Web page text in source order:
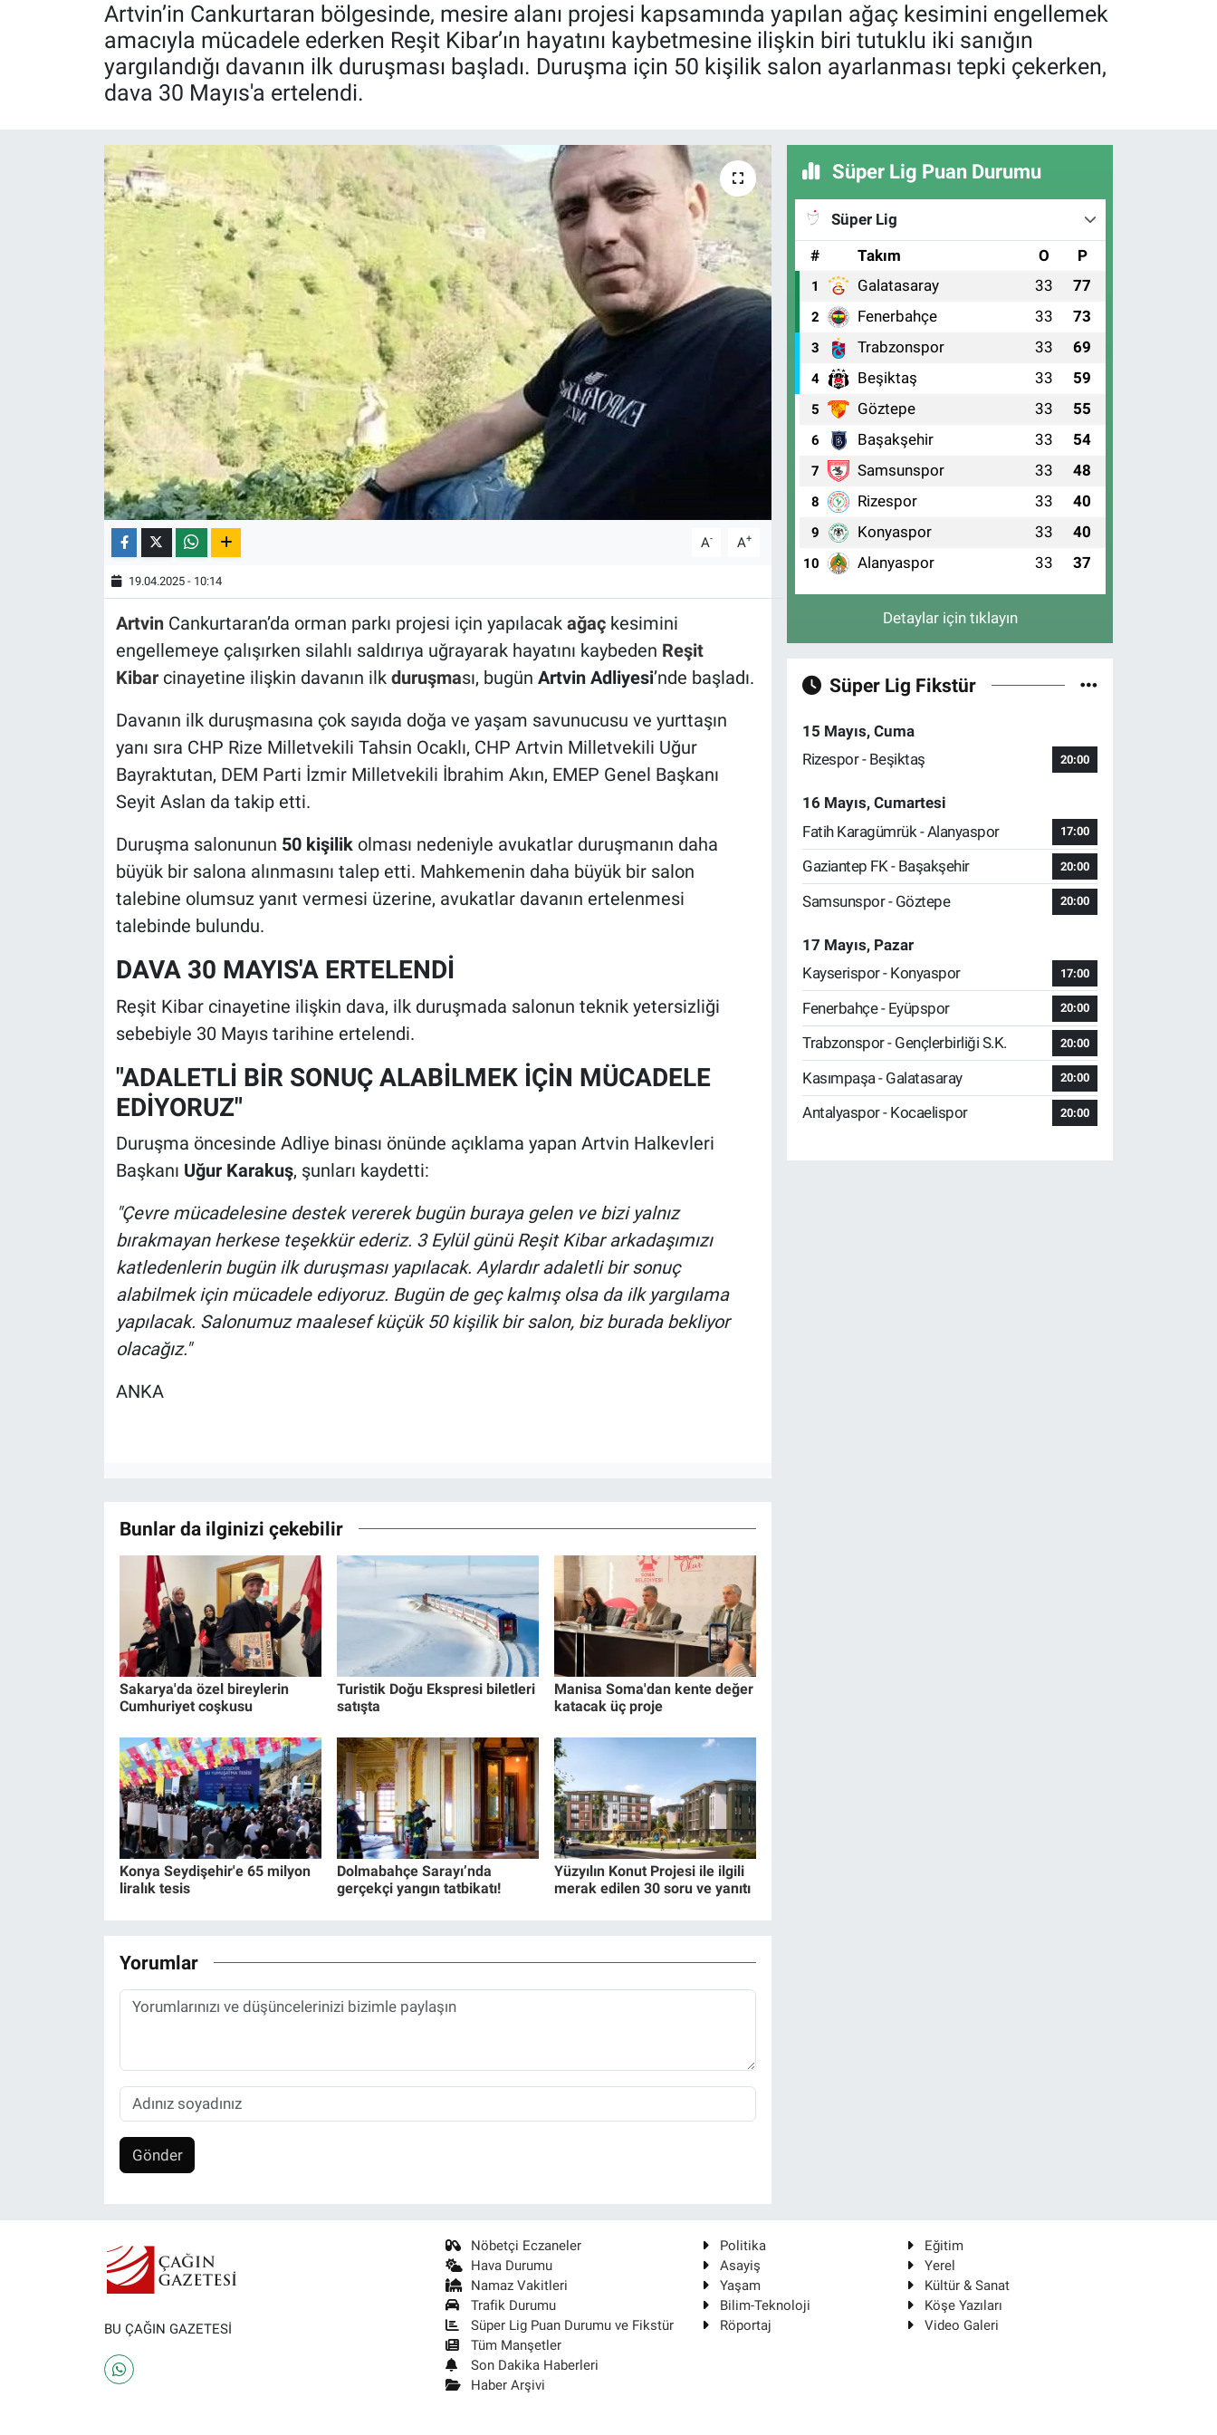
Artvin’in Cankurtaran bölgesinde, mesire alanı projesi kapsamında yapılan ağaç kesimini engellemek
amacıyla mücadele ederken Reşit Kibar’ın hayatını kaybetmesine ilişkin biri tutuklu iki sanığın
yargılandığı davanın ilk duruşması başladı. Duruşma için 50 kişilik salon ayarlanması tepki çekerken,
dava 30 Mayıs'a ertelendi.
A- A+
19.04.2025 - 10:14
ArtvinCankurtaran’da orman parkı projesi için yapılacak ağaçkesimini
engellemeye çalışırken silahlı saldırıya uğrayarak hayatını kaybeden Reşit
Kibarcinayetine ilişkin davanın ilk duruşması, bugün Artvin Adliyesi’nde başladı.
Davanın ilk duruşmasına çok sayıda doğa ve yaşam savunucusu ve yurttaşın
yanı sıra CHP Rize Milletvekili Tahsin Ocaklı, CHP Artvin Milletvekili Uğur
Bayraktutan, DEM Parti İzmir Milletvekili İbrahim Akın, EMEP Genel Başkanı
Seyit Aslan da takip etti.
Duruşma salonunun 50 kişilikolması nedeniyle avukatlar duruşmanın daha
büyük bir salona alınmasını talep etti. Mahkemenin daha büyük bir salon
talebine olumsuz yanıt vermesi üzerine, avukatlar davanın ertelenmesi
talebinde bulundu.
DAVA 30 MAYIS'A ERTELENDİ
Reşit Kibar cinayetine ilişkin dava, ilk duruşmada salonun teknik yetersizliği
sebebiyle 30 Mayıs tarihine ertelendi.
"ADALETLİ BİR SONUÇ ALABİLMEK İÇİN MÜCADELE
EDİYORUZ"
Duruşma öncesinde Adliye binası önünde açıklama yapan Artvin Halkevleri
Başkanı Uğur Karakuş, şunları kaydetti:
"Çevre mücadelesine destek vererek bugün buraya gelen ve bizi yalnız
bırakmayan herkese teşekkür ederiz. 3 Eylül günü Reşit Kibar arkadaşımızı
katledenlerin bugün ilk duruşması yapılacak. Aylardır adaletli bir sonuç
alabilmek için mücadele ediyoruz. Bugün de geç kalmış olsa da ilk yargılama
yapılacak. Salonumuz maalesef küçük 50 kişilik bir salon, biz burada bekliyor
olacağız."
ANKA
Bunlar da ilginizi çekebilir
Sakarya'da özel bireylerin
Cumhuriyet coşkusu
Turistik Doğu Ekspresi biletleri
satışta
Manisa Soma'dan kente değer
katacak üç proje
Konya Seydişehir'e 65 milyon
liralık tesis
Dolmabahçe Sarayı’nda
gerçekçi yangın tatbikatı!
Yüzyılın Konut Projesi ile ilgili
merak edilen 30 soru ve yanıtı
Yorumlar
Gönder
Süper Lig Puan Durumu
Süper Lig
#
Takım O P
1 Galatasaray 33 77
2 Fenerbahçe 33 73
3 Trabzonspor 33 69
4 Beşiktaş 33 59
5 Göztepe 33 55
6 Başakşehir 33 54
7 Samsunspor 33 48
8 Rizespor 33 40
9 Konyaspor 33 40
10 Alanyaspor 33 37
Detaylar için tıklayın
Süper Lig Fikstür
15 Mayıs, Cuma
Rizespor - Beşiktaş
20:00
16 Mayıs, Cumartesi
Fatih Karagümrük - Alanyaspor
17:00
Gaziantep FK - Başakşehir 20:00
Samsunspor - Göztepe 20:00
17 Mayıs, Pazar
Kayserispor - Konyaspor
17:00
Fenerbahçe - Eyüpspor 20:00
Trabzonspor - Gençlerbirliği S.K. 20:00
Kasımpaşa - Galatasaray 20:00
Antalyaspor - Kocaelispor 20:00
BU ÇAĞIN GAZETESİ
Nöbetçi Eczaneler
Hava Durumu
Namaz Vakitleri
Trafik Durumu
Süper Lig Puan Durumu ve Fikstür
Tüm Manşetler
Son Dakika Haberleri
Haber Arşivi
Politika
Eğitim
Asayiş
Yerel
Yaşam
Kültür & Sanat
Bilim-Teknoloji
Köşe Yazıları
Röportaj
Video Galeri
Röportaj
Video Galeri